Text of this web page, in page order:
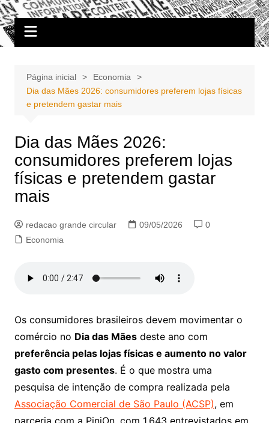
Ir
paraPortal Grande Circular
A zona Leste se encontra aqui!
Página inicial
Economia
Dia das Mães 2026: consumidores preferem lojas físicas
e pretendem gastar mais
Dia das Mães 2026:
consumidores preferem lojas
físicas e pretendem gastar
mais
redacao grande circular 09/05/2026
0
Economia
Os consumidores brasileiros devem movimentar o
comércio no Dia das Mãesdeste ano com
preferência pelas lojas físicas e aumento no valor
gasto com presentes. É o que mostra uma
pesquisa de intenção de compra realizada pela
Associação Comercial de São Paulo (ACSP), em
parceria com a PiniOn, com 1.643 entrevistados em